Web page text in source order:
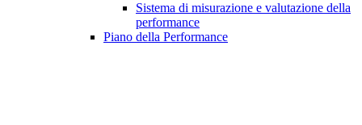
Sistema di misurazione e valutazione della
performance
Piano della Performance